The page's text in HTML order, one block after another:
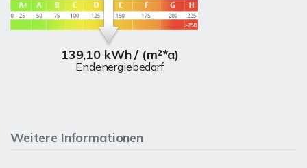
139,10 kWh / (m²*a)
Endenergiebedarf
Weitere Informationen